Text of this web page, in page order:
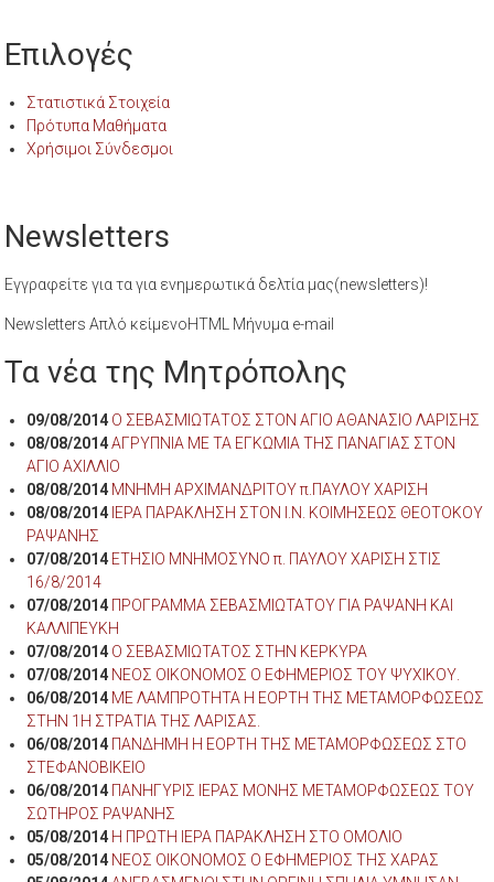
Επιλογές
Στατιστικά Στοιχεία
Πρότυπα Μαθήματα
Χρήσιμοι Σύνδεσμοι
Newsletters
Εγγραφείτε για τα για ενημερωτικά δελτία μας(newsletters)!
Newsletters Απλό κείμενοHTML Μήνυμα e-mail
Τα νέα της Μητρόπολης
09/08/2014 Ο ΣΕΒΑΣΜΙΩΤΑΤΟΣ ΣΤΟΝ ΑΓΙΟ ΑΘΑΝΑΣΙΟ ΛΑΡΙΣΗΣ
08/08/2014 ΑΓΡΥΠΝΙΑ ΜΕ ΤΑ ΕΓΚΩΜΙΑ ΤΗΣ ΠΑΝΑΓΙΑΣ ΣΤΟΝ
ΑΓΙΟ ΑΧΙΛΛΙΟ
08/08/2014 ΜΝΗΜΗ ΑΡΧΙΜΑΝΔΡΙΤΟΥ π.ΠΑΥΛΟΥ ΧΑΡΙΣΗ
08/08/2014 ΙΕΡΑ ΠΑΡΑΚΛΗΣΗ ΣΤΟΝ Ι.Ν. ΚΟΙΜΗΣΕΩΣ ΘΕΟΤΟΚΟΥ
ΡΑΨΑΝΗΣ
07/08/2014 ΕΤΗΣΙΟ ΜΝΗΜΟΣΥΝΟ π. ΠΑΥΛΟΥ ΧΑΡΙΣΗ ΣΤΙΣ
16/8/2014
07/08/2014 ΠΡΟΓΡΑΜΜΑ ΣΕΒΑΣΜΙΩΤΑΤΟΥ ΓΙΑ ΡΑΨΑΝΗ ΚΑΙ
ΚΑΛΛΙΠΕΥΚΗ
07/08/2014 Ο ΣΕΒΑΣΜΙΩΤΑΤΟΣ ΣΤΗΝ ΚΕΡΚΥΡΑ
07/08/2014 ΝΕΟΣ ΟΙΚΟΝΟΜΟΣ Ο ΕΦΗΜΕΡΙΟΣ ΤΟΥ ΨΥΧΙΚΟΥ.
06/08/2014 ΜΕ ΛΑΜΠΡΟΤΗΤΑ Η ΕΟΡΤΗ ΤΗΣ ΜΕΤΑΜΟΡΦΩΣΕΩΣ
ΣΤΗΝ 1Η ΣΤΡΑΤΙΑ ΤΗΣ ΛΑΡΙΣΑΣ.
06/08/2014 ΠΑΝΔΗΜΗ Η ΕΟΡΤΗ ΤΗΣ ΜΕΤΑΜΟΡΦΩΣΕΩΣ ΣΤΟ
ΣΤΕΦΑΝΟΒΙΚΕΙΟ
06/08/2014 ΠΑΝΗΓΥΡΙΣ ΙΕΡΑΣ ΜΟΝΗΣ ΜΕΤΑΜΟΡΦΩΣΕΩΣ ΤΟΥ
ΣΩΤΗΡΟΣ ΡΑΨΑΝΗΣ
05/08/2014 Η ΠΡΩΤΗ ΙΕΡΑ ΠΑΡΑΚΛΗΣΗ ΣΤΟ ΟΜΟΛΙΟ
05/08/2014 ΝΕΟΣ ΟΙΚΟΝΟΜΟΣ Ο ΕΦΗΜΕΡΙΟΣ ΤΗΣ ΧΑΡΑΣ